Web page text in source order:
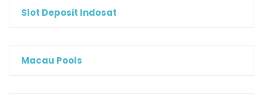
Slot Deposit Indosat
Macau Pools